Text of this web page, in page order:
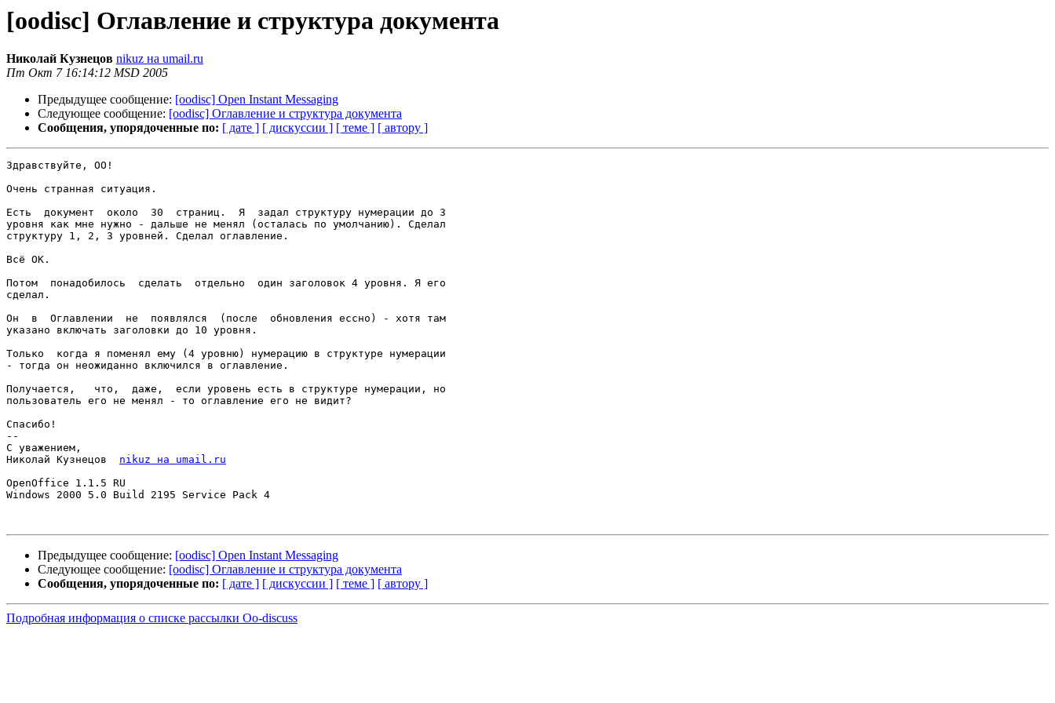
[oodisc] Оглавление и структура документа
Николай Кузнецов nikuz на umail.ru
Пт Окт 7 16:14:12 MSD 2005
Предыдущее сообщение: [oodisc] Open Instant Messaging
Следующее сообщение: [oodisc] Оглавление и структура документа
Сообщения, упорядоченные по: [ дате ] [ дискуссии ] [ теме ] [ автору ]
Здравствуйте, ОО!
Очень странная ситуация.
Есть  документ  около  30  страниц.  Я  задал структуру нумерации до 3
уровня как мне нужно - дальше не менял (осталась по умолчанию). Сделал
структуру 1, 2, 3 уровней. Сделал оглавление.
Всё ОК.
Потом  понадобилось  сделать  отдельно  один заголовок 4 уровня. Я его
сделал.
Он  в  Оглавлении  не  появлялся  (после  обновления ессно) - хотя там
указано включать заголовки до 10 уровня.
Только  когда я поменял ему (4 уровню) нумерацию в структуре нумерации
- тогда он неожиданно включился в оглавление.
Получается,   что,  даже,  если уровень есть в структуре нумерации, но
пользователь его не менял - то оглавление его не видит?
Спасибо!
--
С уважением,
Николай Кузнецов nikuz на umail.ru
OpenOffice 1.1.5 RU
Windows 2000 5.0 Build 2195 Service Pack 4
Предыдущее сообщение: [oodisc] Open Instant Messaging
Следующее сообщение: [oodisc] Оглавление и структура документа
Сообщения, упорядоченные по: [ дате ] [ дискуссии ] [ теме ] [ автору ]
Подробная информация о списке рассылки Oo-discuss